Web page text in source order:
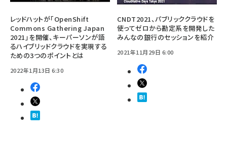
レッドハットが「OpenShift
Commons Gathering Japan
2021」を開催、キーパーソンが語
るハイブリッドクラウドを実現する
ための3つのポイントとは
2022年1月13日 6:30
CNDT2021、パブリッククラウドを
使ってゼロから勘定系を開発した
みんなの銀行のセッションを紹介
2021年11月29日 6:00